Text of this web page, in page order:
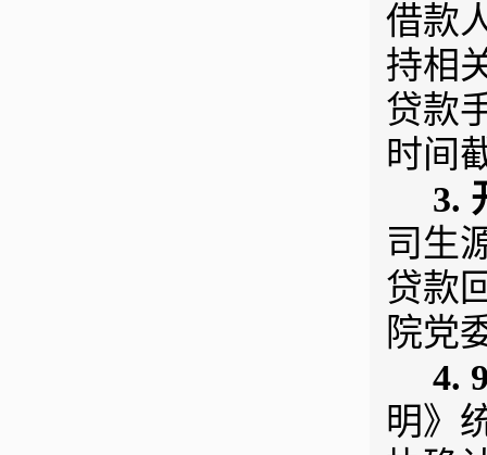
借款
持相
贷款
时间
3.
司生
贷款
院党
4.
明》